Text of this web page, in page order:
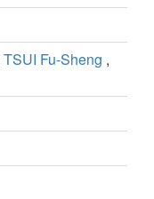
TSUI Fu-Sheng ,